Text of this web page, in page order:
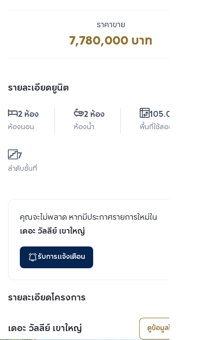
ราคาขาย
7,780,000 บาท
รายละเอียดยูนิต
2 ห้อง
ห้องนอน
2 ห้อง
ห้องน้ำ
105.04 ตร.ม.
พื้นที่ใช้สอย
7
ลำดับชั้นที่
คุณจะไม่พลาด หากมีประกาศรายการใหม่ใน
เดอะ วัลลีย์ เขาใหญ่
รับการแจ้งเตือน
รายละเอียดโครงการ
เดอะ วัลลีย์ เขาใหญ่ ดูข้อมูลโครงการ